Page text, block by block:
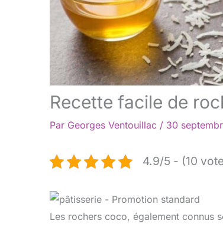
Recette facile de
Par Georges Ventouillac / 30
4.9/5 - (10
Les rochers coco, également connus